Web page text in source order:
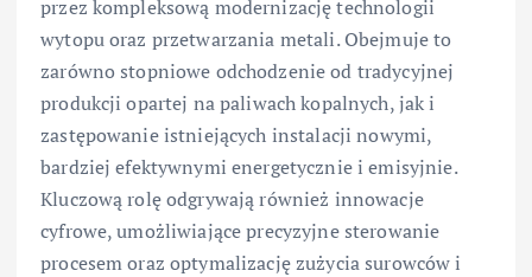
przez kompleksową modernizację technologii
wytopu oraz przetwarzania metali. Obejmuje to
zarówno stopniowe odchodzenie od tradycyjnej
produkcji opartej na paliwach kopalnych, jak i
zastępowanie istniejących instalacji nowymi,
bardziej efektywnymi energetycznie i emisyjnie.
Kluczową rolę odgrywają również innowacje
cyfrowe, umożliwiające precyzyjne sterowanie
procesem oraz optymalizację zużycia surowców i